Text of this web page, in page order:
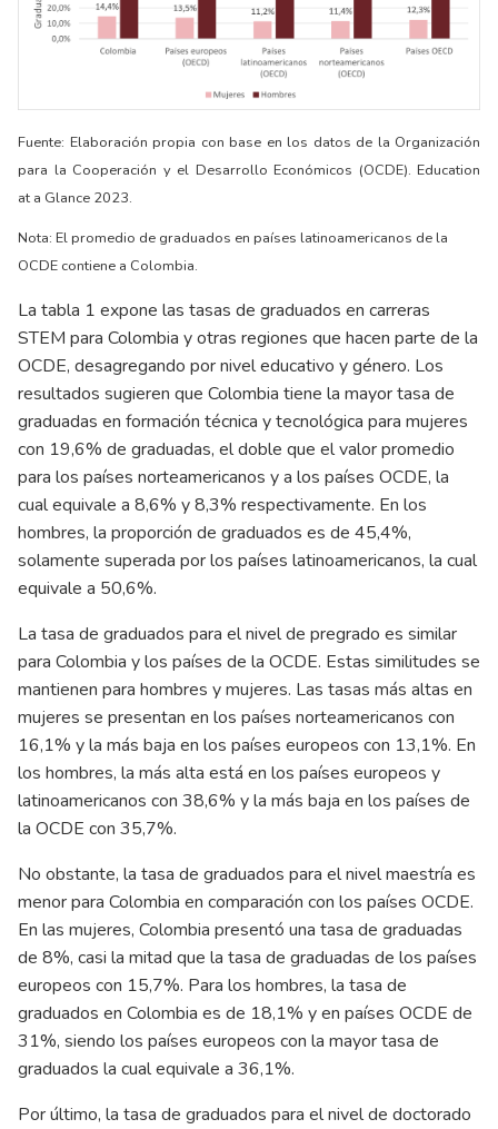
Fuente: Elaboración propia con base en los datos de la Organización
para la Cooperación y el Desarrollo Económicos (OCDE). Education
at a Glance 2023.
Nota: El promedio de graduados en países latinoamericanos de la
OCDE contiene a Colombia.
La tabla 1 expone las tasas de graduados en carreras
STEM para Colombia y otras regiones que hacen parte de la
OCDE, desagregando por nivel educativo y género. Los
resultados sugieren que Colombia tiene la mayor tasa de
graduadas en formación técnica y tecnológica para mujeres
con 19,6% de graduadas, el doble que el valor promedio
para los países norteamericanos y a los países OCDE, la
cual equivale a 8,6% y 8,3% respectivamente. En los
hombres, la proporción de graduados es de 45,4%,
solamente superada por los países latinoamericanos, la cual
equivale a 50,6%.
La tasa de graduados para el nivel de pregrado es similar
para Colombia y los países de la OCDE. Estas similitudes se
mantienen para hombres y mujeres. Las tasas más altas en
mujeres se presentan en los países norteamericanos con
16,1% y la más baja en los países europeos con 13,1%. En
los hombres, la más alta está en los países europeos y
latinoamericanos con 38,6% y la más baja en los países de
la OCDE con 35,7%.
No obstante, la tasa de graduados para el nivel maestría es
menor para Colombia en comparación con los países OCDE.
En las mujeres, Colombia presentó una tasa de graduadas
de 8%, casi la mitad que la tasa de graduadas de los países
europeos con 15,7%. Para los hombres, la tasa de
graduados en Colombia es de 18,1% y en países OCDE de
31%, siendo los países europeos con la mayor tasa de
graduados la cual equivale a 36,1%.
Por último, la tasa de graduados para el nivel de doctorado